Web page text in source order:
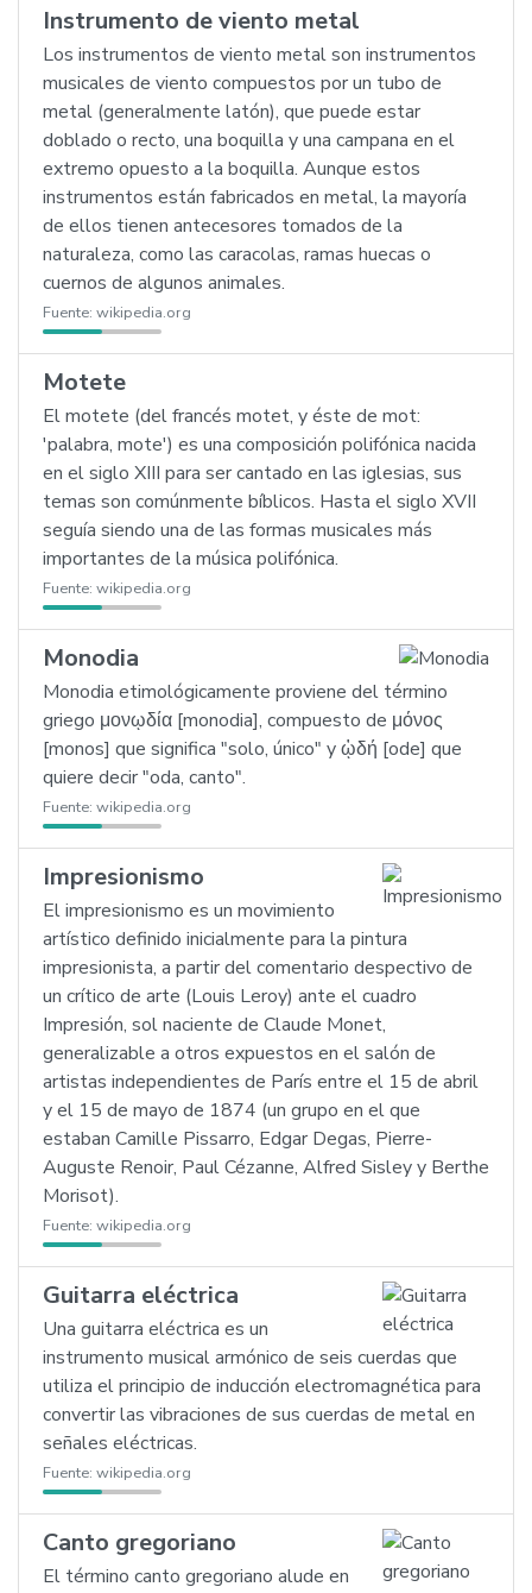
Instrumento de viento metal
Los instrumentos de viento metal son instrumentos
musicales de viento compuestos por un tubo de
metal (generalmente latón), que puede estar
doblado o recto, una boquilla y una campana en el
extremo opuesto a la boquilla. Aunque estos
instrumentos están fabricados en metal, la mayoría
de ellos tienen antecesores tomados de la
naturaleza, como las caracolas, ramas huecas o
cuernos de algunos animales.
Fuente: wikipedia.org
Motete
El motete (del francés motet, y éste de mot:
'palabra, mote') es una composición polifónica nacida
en el siglo XIII para ser cantado en las iglesias, sus
temas son comúnmente bíblicos. Hasta el siglo XVII
seguía siendo una de las formas musicales más
importantes de la música polifónica.
Fuente: wikipedia.org
Monodia
Monodia etimológicamente proviene del término
griego μονῳδία [monodia], compuesto de μόνος
[monos] que significa "solo, único" y ᾠδή [ode] que
quiere decir "oda, canto".
Fuente: wikipedia.org
Impresionismo
El impresionismo es un movimiento
artístico definido inicialmente para la pintura
impresionista, a partir del comentario despectivo de
un crítico de arte (Louis Leroy) ante el cuadro
Impresión, sol naciente de Claude Monet,
generalizable a otros expuestos en el salón de
artistas independientes de París entre el 15 de abril
y el 15 de mayo de 1874 (un grupo en el que
estaban Camille Pissarro, Edgar Degas, Pierre-
Auguste Renoir, Paul Cézanne, Alfred Sisley y Berthe
Morisot).
Fuente: wikipedia.org
Guitarra eléctrica
Una guitarra eléctrica es un
instrumento musical armónico de seis cuerdas que
utiliza el principio de inducción electromagnética para
convertir las vibraciones de sus cuerdas de metal en
señales eléctricas.
Fuente: wikipedia.org
Canto gregoriano
El término canto gregoriano alude en